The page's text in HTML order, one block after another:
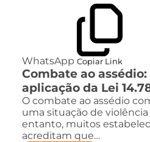
WhatsApp Copiar Link
Combate ao assédio:
aplicação da Lei
O combate ao assédio
uma situação de
entanto, muitos
acreditam que…